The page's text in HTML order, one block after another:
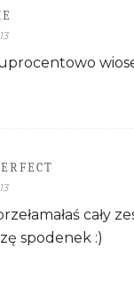
cały
spodenek :)